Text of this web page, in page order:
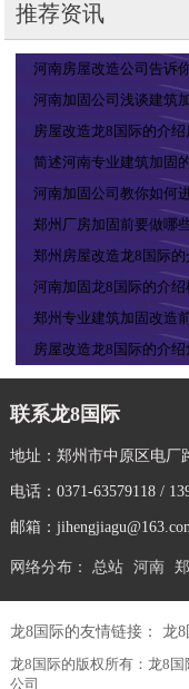
推荐资讯
河南房屋改造公司告诉
河南加固公司浅谈建筑
房屋改造龙8国际的介
简述河南专业建筑加固
河南加固公司教你如何
郑州厂房加固前要做哪
郑州房屋改造龙8国际
河南加固龙8国际的介
郑州专业建筑加固改造
房屋改造龙8国际的介
联系龙8国际
地址：郑州市中原区电厂
电话：0371-63579118 /
邮箱：
网络分布： 总站 河南
龙8国际的友情链接： 龙8
龙8国际的版权所有：龙8
公司